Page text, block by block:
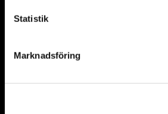
Statistik
Marknadsföring